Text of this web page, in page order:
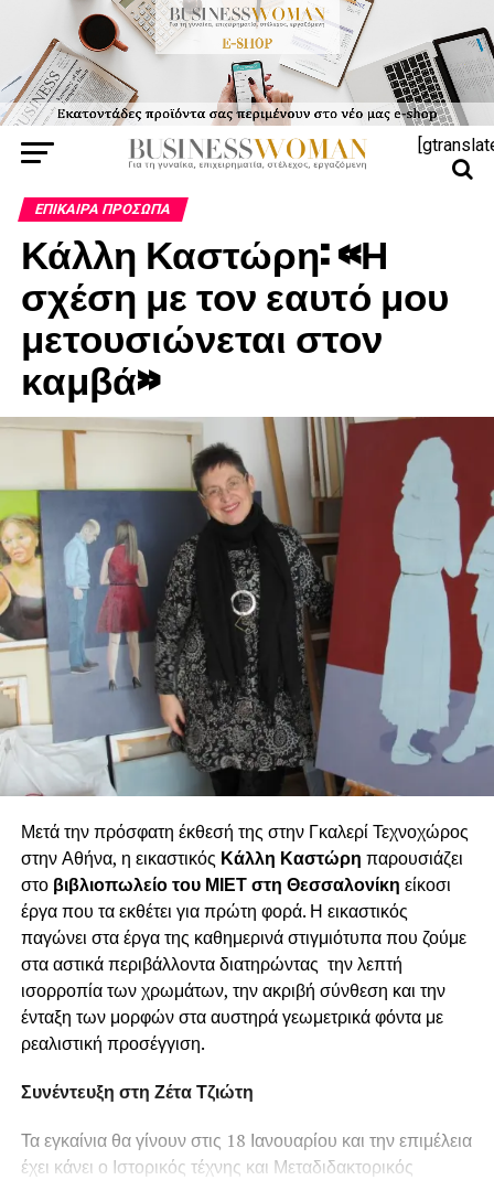
ΕΠΊΚΑΙΡΑ ΠΡΌΣΩΠΑ
Κάλλη Καστώρη: «Η
σχέση με τον εαυτό μου
μετουσιώνεται στον
καμβά»
Μετά την πρόσφατη έκθεσή της στην Γκαλερί Τεχνοχώρος
στην Αθήνα, η εικαστικός Κάλλη Καστώρη παρουσιάζει
στο βιβλιοπωλείο του ΜΙΕΤ στη Θεσσαλονίκη είκοσι
έργα που τα εκθέτει για πρώτη φορά. Η εικαστικός
παγώνει στα έργα της καθημερινά στιγμιότυπα που ζούμε
στα αστικά περιβάλλοντα διατηρώντας την λεπτή
ισορροπία των χρωμάτων, την ακριβή σύνθεση και την
ένταξη των μορφών στα αυστηρά γεωμετρικά φόντα με
ρεαλιστική προσέγγιση.
Συνέντευξη στη Ζέτα Τζιώτη
Τα εγκαίνια θα γίνουν στις 18 Ιανουαρίου και την επιμέλεια
έχει κάνει ο Ιστορικός τέχνης και Μεταδιδακτορικός